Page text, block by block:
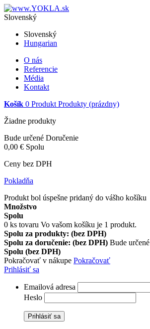
Slovenský
Slovenský
Hungarian
O nás
Referencie
Média
Kontakt
Košík 0 Produkt Produkty (prázdny)
Žiadne produkty
Bude určené Doručenie
0,00 € Spolu
Ceny bez DPH
Pokladňa
Produkt bol úspešne pridaný do vášho košíku
Množstvo
Spolu
0 ks tovaru Vo vašom košíku je 1 produkt.
Spolu za produkty: (bez DPH)
Spolu za doručenie: (bez DPH) Bude určené
Spolu (bez DPH)
Pokračovať v nákupe Pokračovať
Prihlásiť sa
Emailová adresa
Heslo
Prihlásiť sa